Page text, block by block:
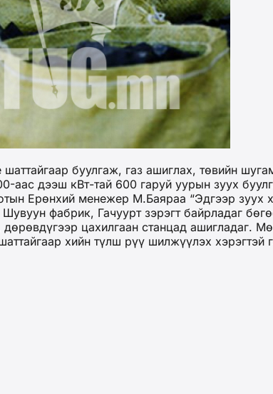
буулгаж, газ ашиглах, төвийн
аас дээш кВт-тай 600 гаруй уурын зуух
Ерөнхий менежер М.Баяраа “Эдгээр зуух
фабрик, Гачуурт зэрэгт байрладаг
цахилгаан станцад ашигладаг.
хийн түлш рүү шилжүүлэх